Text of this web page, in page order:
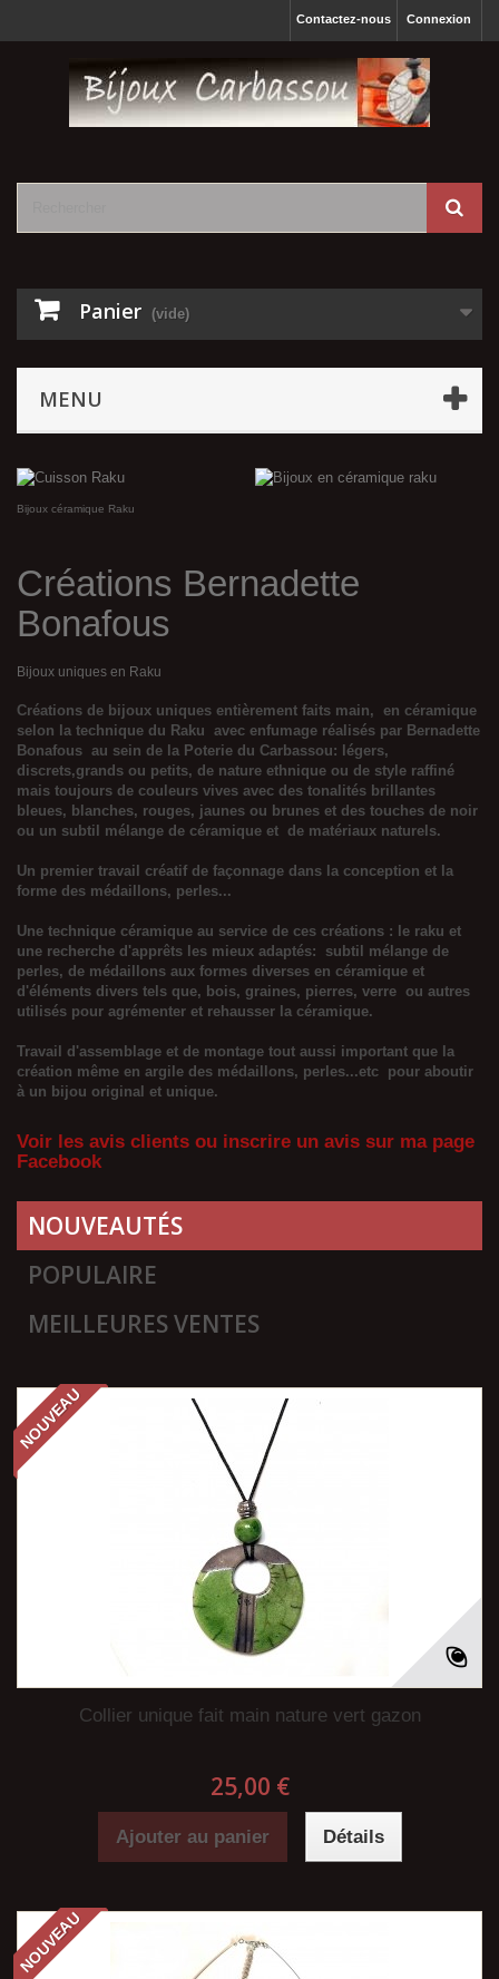
Connexion
Contactez-nous
Panier (vide)
MENU
Bijoux céramique Raku
Créations Bernadette
Bonafous
Bijoux uniques en Raku
Créations de bijoux uniques entièrement faits main, en céramique
selon la technique du Raku avec enfumage réalisés par Bernadette
Bonafous au sein de la Poterie du Carbassou: légers,
discrets,grands ou petits, de nature ethnique ou de style raffiné
mais toujours de couleurs vives avec des tonalités brillantes
bleues, blanches, rouges, jaunes ou brunes et des touches de noir
ou un subtil mélange de céramique et de matériaux naturels.
Un premier travail créatif de façonnage dans la conception et la
forme des médaillons, perles...
Une technique céramique au service de ces créations : le raku et
une recherche d'apprêts les mieux adaptés: subtil mélange de
perles, de médaillons aux formes diverses en céramique et
d'éléments divers tels que, bois, graines, pierres, verre ou autres
utilisés pour agrémenter et rehausser la céramique.
Travail d'assemblage et de montage tout aussi important que la
création même en argile des médaillons, perles...etc pour aboutir
à un bijou original et unique.
Voir les avis clients ou inscrire un avis sur ma page
Facebook
NOUVEAUTÉS
POPULAIRE
MEILLEURES VENTES
NOUVEAU
Collier unique fait main nature vert gazon
25,00 €
Ajouter au panier Détails
NOUVEAU